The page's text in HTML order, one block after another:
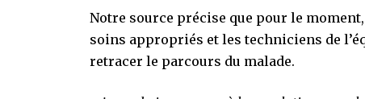
Notre source précise que pour le
soins appropriés et les techniciens de
retracer le parcours du malade.